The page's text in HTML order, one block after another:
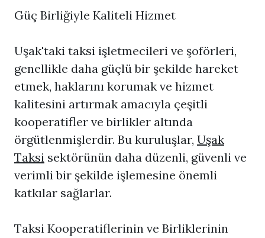
Güç Birliğiyle Kaliteli Hizmet
Uşak'taki taksi işletmecileri ve şoförleri,
genellikle daha güçlü bir şekilde hareket
etmek, haklarını korumak ve hizmet
kalitesini artırmak amacıyla çeşitli
kooperatifler ve birlikler altında
örgütlenmişlerdir. Bu kuruluşlar, Uşak
Taksi sektörünün daha düzenli, güvenli ve
verimli bir şekilde işlemesine önemli
katkılar sağlarlar.
Taksi Kooperatiflerinin ve Birliklerinin